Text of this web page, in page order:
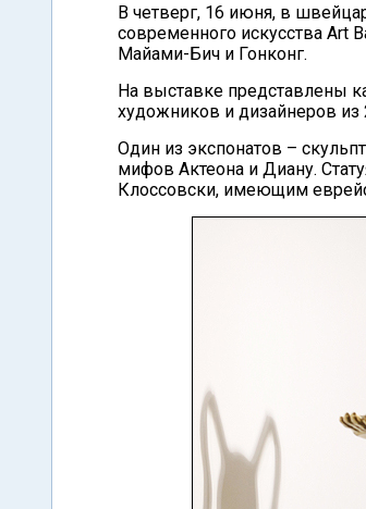
В четверг, 16 июня, в
современного искусства Art
Майами-Бич и Гонконг.
На выставке представлены
художников и дизайнеров из
Один из экспонатов –
мифов Актеона и Диану.
Клоссовски, имеющим